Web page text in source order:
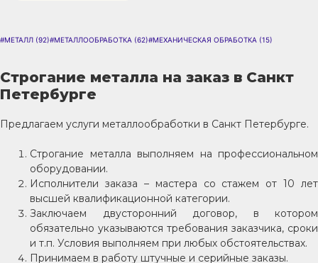
#МЕТАЛЛ (92)#МЕТАЛЛООБРАБОТКА (62)#МЕХАНИЧЕСКАЯ ОБРАБОТКА (15)
Строгание металла на заказ в Санкт
Петербурге
Предлагаем услуги металлообработки в Санкт Петербурге.
Строгание металла выполняем на профессиональном
оборудовании.
Исполнители заказа – мастера со стажем от 10 лет
высшей квалификационной категории.
Заключаем двусторонний договор, в котором
обязательно указываются требования заказчика, сроки
и т.п. Условия выполняем при любых обстоятельствах.
Принимаем в работу штучные и серийные заказы.